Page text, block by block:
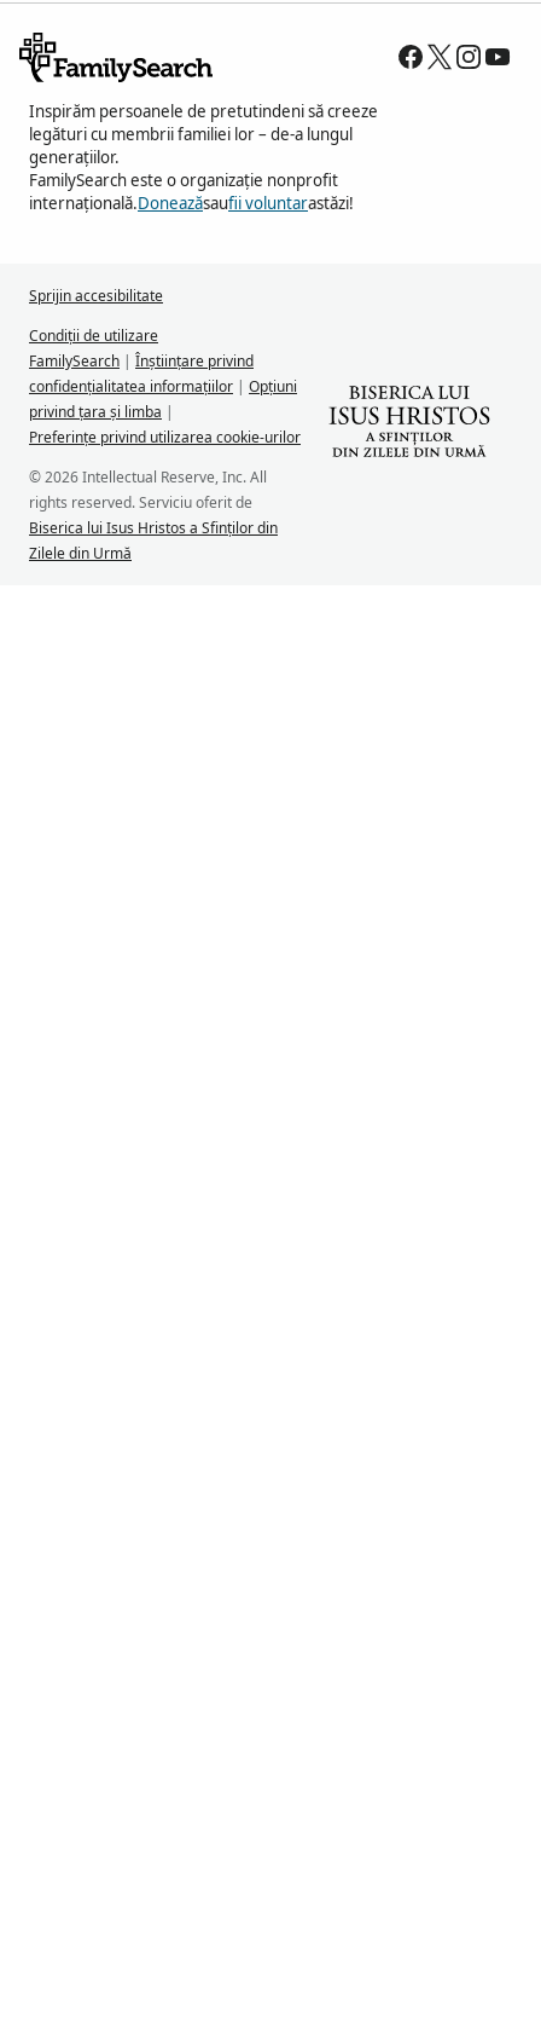
Inspirăm persoanele de pretutindeni să creeze
legături cu membrii familiei lor – de-a lungul
generațiilor.
FamilySearch este o organizație nonprofit
internațională.Doneazăsaufii voluntarastăzi!
Sprijin accesibilitate
Condiții de utilizare
FamilySearch | Înștiințare privind
confidențialitatea informațiilor | Opțiuni
privind țara și limba |
Preferințe privind utilizarea cookie-urilor
© 2026 Intellectual Reserve, Inc. All
rights reserved. Serviciu oferit de
Biserica lui Isus Hristos a Sfinților din
Zilele din Urmă